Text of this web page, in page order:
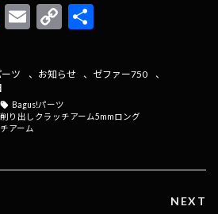
H
a
E
ai
C
p
Li
k
ツ 、 お知らせ 、 ゼファー750
、
Bagus!パーツ
り出しクラッチアーム5mmロング
アーム
NEXT